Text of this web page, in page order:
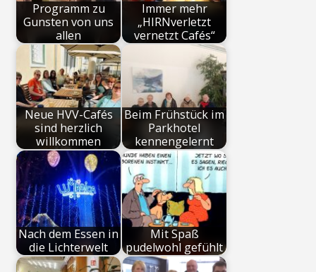
Programm zu
Gunsten von uns
allen
Immer mehr
„HIRNverletzt
vernetzt Cafés“
Neue HVV-Cafés
sind herzlich
willkommen
Beim Frühstück im
Parkhotel
kennengelernt
Nach dem Essen in
die Lichterwelt
Mit Spaß
pudelwohl gefühlt